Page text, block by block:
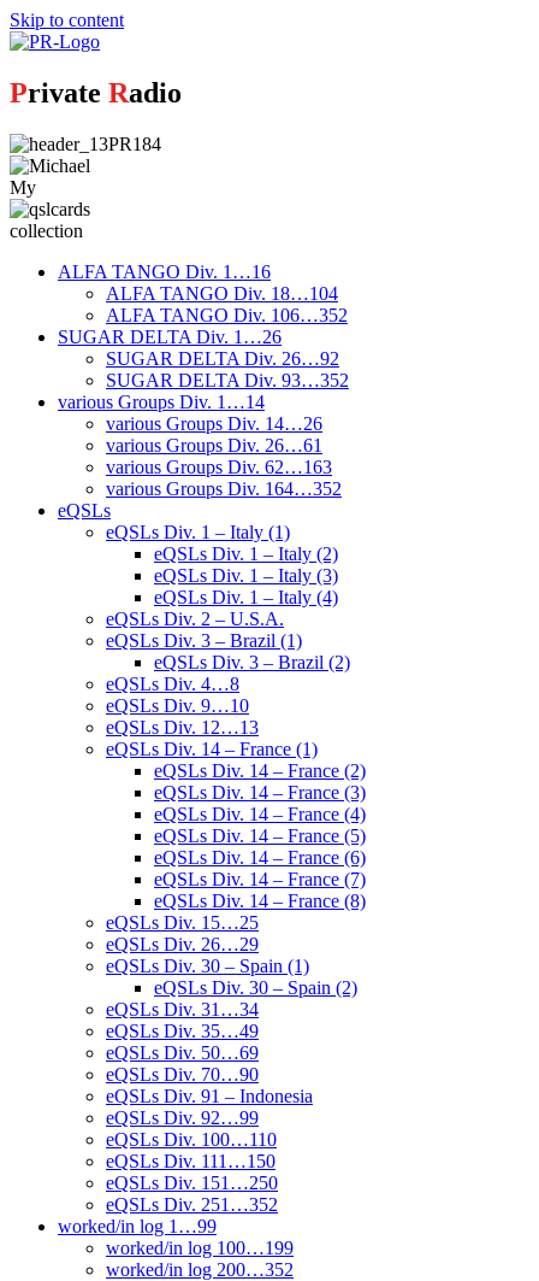
Skip to content
Private Radio
My
collection
ALFA TANGO Div. 1…16
ALFA TANGO Div. 18…104
ALFA TANGO Div. 106…352
SUGAR DELTA Div. 1…26
SUGAR DELTA Div. 26…92
SUGAR DELTA Div. 93…352
various Groups Div. 1…14
various Groups Div. 14…26
various Groups Div. 26…61
various Groups Div. 62…163
various Groups Div. 164…352
eQSLs
eQSLs Div. 1 – Italy (1)
eQSLs Div. 1 – Italy (2)
eQSLs Div. 1 – Italy (3)
eQSLs Div. 1 – Italy (4)
eQSLs Div. 2 – U.S.A.
eQSLs Div. 3 – Brazil (1)
eQSLs Div. 3 – Brazil (2)
eQSLs Div. 4…8
eQSLs Div. 9…10
eQSLs Div. 12…13
eQSLs Div. 14 – France (1)
eQSLs Div. 14 – France (2)
eQSLs Div. 14 – France (3)
eQSLs Div. 14 – France (4)
eQSLs Div. 14 – France (5)
eQSLs Div. 14 – France (6)
eQSLs Div. 14 – France (7)
eQSLs Div. 14 – France (8)
eQSLs Div. 15…25
eQSLs Div. 26…29
eQSLs Div. 30 – Spain (1)
eQSLs Div. 30 – Spain (2)
eQSLs Div. 31…34
eQSLs Div. 35…49
eQSLs Div. 50…69
eQSLs Div. 70…90
eQSLs Div. 91 – Indonesia
eQSLs Div. 92…99
eQSLs Div. 100…110
eQSLs Div. 111…150
eQSLs Div. 151…250
eQSLs Div. 251…352
worked/in log 1…99
worked/in log 100…199
worked/in log 200…352